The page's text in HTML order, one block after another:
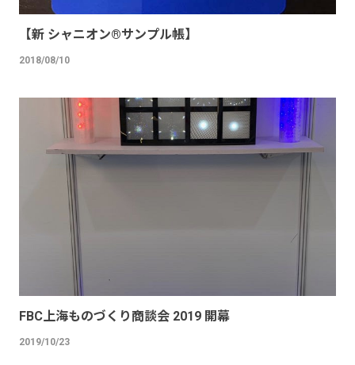
【新 シャニオン®︎サンプル帳】
2018/08/10
FBC上海ものづくり商談会 2019 開幕
2019/10/23